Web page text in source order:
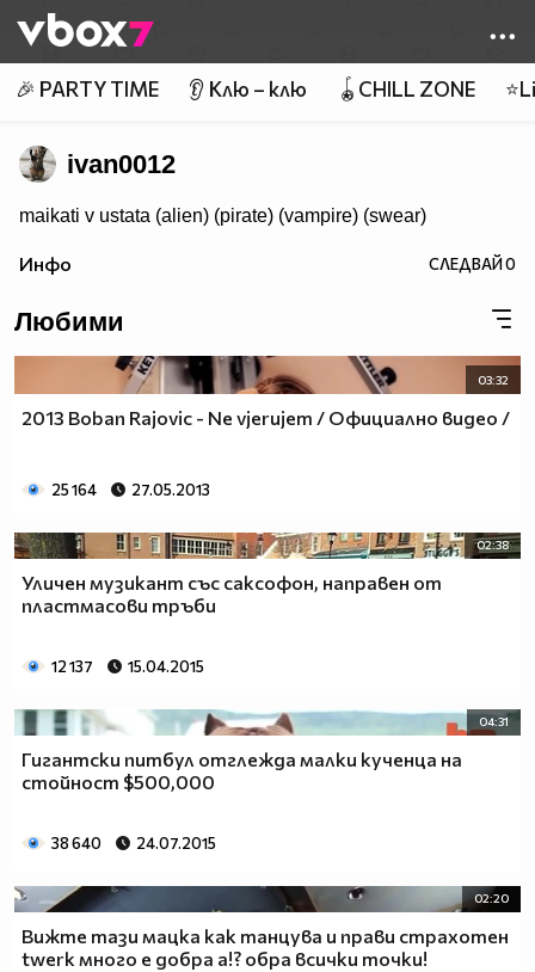
👾
🎉 PARTY TIME 👂 Клю – клю 🪀CHILL ZONE
ivan0012
maikati v ustata (alien) (pirate) (vampire) (swear)
Инфо СЛЕДВАЙ0
Любими
03:32
2013 Boban Rajovic - Ne vjerujem / Официално видео /
25 164 27.05.2013
02:38
Уличен музикант със саксофон, направен от
пластмасови тръби
12 137 15.04.2015
04:31
Гигантски питбул отглежда малки кученца на
стойност $500,000
38 640 24.07.2015
02:20
Вижте тази мацка как танцува и прави страхотен
twerk много е добра а!? обра всички точки!